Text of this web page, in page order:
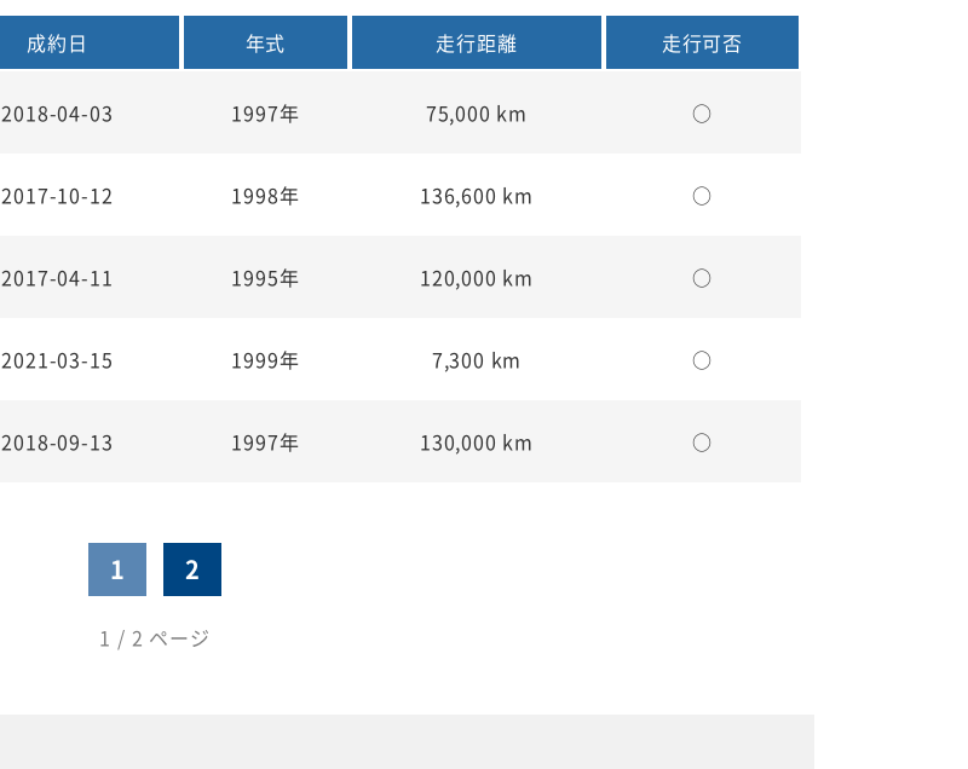
成約日 年式 走行距離
走行可否
2018-04-03 1997年 75,000 km ○
2017-10-12 1998年 136,600 km ○
2017-04-11 1995年 120,000 km ○
2021-03-15 1999年 7,300 km ○
2018-09-13 1997年 130,000 km ○
1 2
1 / 2 ページ